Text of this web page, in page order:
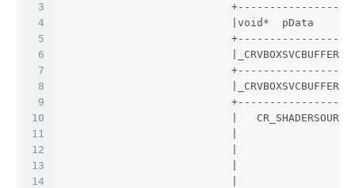
3
4
5
6
7
8
9
10
11
12
13
14
|void*  pData
|